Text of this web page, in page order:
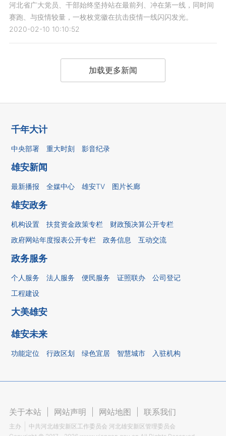
河北省广大党员、干部始终坚持站在最前列、冲在第一线，同时间
赛跑、与疫情较量，一枚枚党徽在抗击疫情一线闪闪发光。
2020-02-10 10:10:52
加载更多新闻
千年大计
中央部署 重大时刻 影音纪录
雄安新闻
最新播报 全媒中心 雄安TV 图片长廊
雄安政务
机构设置 扶贫资金政策专栏
财政预决算公开专栏
政府网站年度报表公开专栏
政务信息 互动交流
政务服务
个人服务 法人服务 便民服务 证照联办
公司登记
工程建设
大美雄安
雄安未来
功能定位 行政区划 绿色宜居 智慧城市 入驻机构
关于本站 网站声明 网站地图 联系我们
主办
中共河北雄安新区工作委员会 河北雄安新区管理委员会